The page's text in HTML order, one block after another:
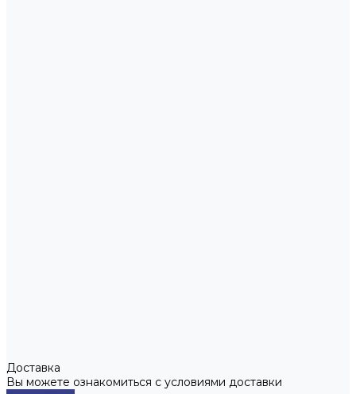
Доставка
Вы можете ознакомиться с условиями доставки